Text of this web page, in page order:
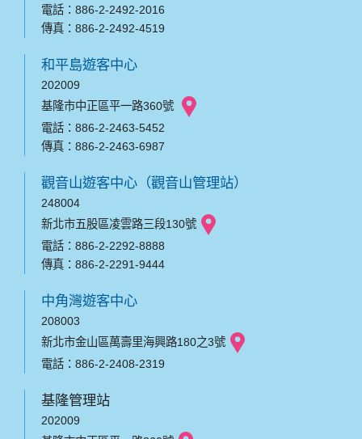
電話：886-2-2492-2016
傳真：886-2-2492-4519
和平島遊客中心
202009
基隆市中正區平一路360號
電話：886-2-2463-5452
傳真：886-2-2463-6987
觀音山遊客中心（觀音山管理站）
248004
新北市五股區凌雲路三段130號
電話：886-2-2292-8888
傳真：886-2-2291-9444
中角灣遊客中心
208003
新北市金山區萬壽里海興路180之3號
電話：886-2-2408-2319
基隆管理站
202009